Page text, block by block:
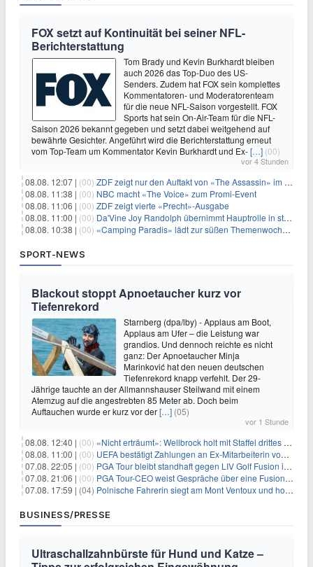
FOX setzt auf Kontinuität bei seiner NFL-
Berichterstattung
Tom Brady und Kevin Burkhardt bleiben
auch 2026 das Top-Duo des US-
Senders. Zudem hat FOX sein komplettes
Kommentatoren- und Moderatorenteam
für die neue NFL-Saison vorgestellt. FOX
Sports hat sein On-Air-Team für die NFL-
Saison 2026 bekannt gegeben und setzt dabei weitgehend auf
bewährte Gesichter. Angeführt wird die Berichterstattung erneut
vom Top-Team um Kommentator Kevin Burkhardt und Ex-[…] (00)
vor 4 Stunden
08.08. 12:07 | (00) ZDF zeigt nur den Auftakt von «The Assassin» im Fernsehen
08.08. 11:38 | (00) NBC macht «The Voice» zum Promi-Event
08.08. 11:06 | (00) ZDF zeigt vierte «Precht»-Ausgabe
08.08. 11:00 | (00) Da'Vine Joy Randolph übernimmt Hauptrolle in starbesetzter schwarzer Komödie
08.08. 10:38 | (00) «Camping Paradis» lädt zur süßen Themenwoche ein
SPORT-NEWS
Blackout stoppt Apnoetaucher kurz vor
Tiefenrekord
Starnberg (dpa/lby) - Applaus am Boot,
Applaus am Ufer – die Leistung war
grandios. Und dennoch reichte es nicht
ganz: Der Apnoetaucher Minja
Marinković hat den neuen deutschen
Tiefenrekord knapp verfehlt. Der 29-
Jährige tauchte an der Allmannshauser Steilwand mit einem
Atemzug auf die angestrebten 85 Meter ab. Doch beim
Auftauchen wurde er kurz vor der[…] (05)
vor 1 Stunde
08.08. 12:40 | (00) «Nicht erträumt»: Wellbrock holt mit Staffel drittes EM-Gold
08.08. 11:00 | (00) UEFA bestätigt Zahlungen an Ex-Mitarbeiterin von Infantino
07.08. 22:05 | (00) PGA Tour bleibt standhaft gegen LIV Golf Fusion in einem sich wandelnden Sportumfeld
07.08. 21:06 | (00) PGA Tour-CEO weist Gespräche über eine Fusion mit LIV Golf zurück und bekräftigt die Wettbewerbslandschaft
07.08. 17:59 | (04) Polnische Fahrerin siegt am Mont Ventoux und holt Tour-Gelb
BUSINESS/PRESSE
Ultraschallzahnbürste für Hund und Katze –